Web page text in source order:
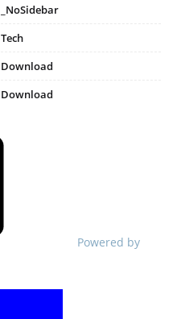
_NoSidebar
Tech
Download
Download
Powered by